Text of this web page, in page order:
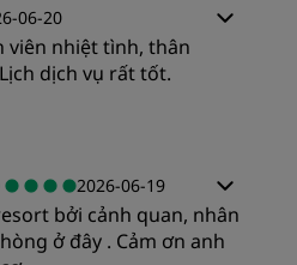
06-20
viên nhiệt tình, thân
dịch vụ rất tốt.
2026-06-19
bởi cảnh quan, nhân
ở đây . Cảm ơn anh